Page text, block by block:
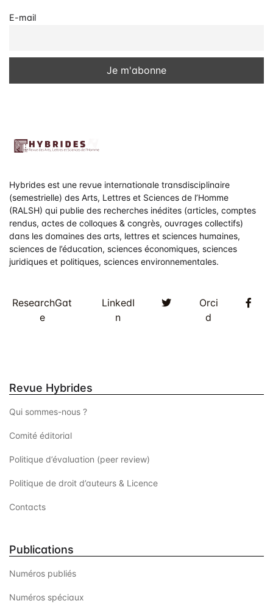
E-mail
Hybrides est une revue internationale transdisciplinaire
(semestrielle) des Arts, Lettres et Sciences de l’Homme
(RALSH) qui publie des recherches inédites (articles, comptes
rendus, actes de colloques & congrès, ouvrages collectifs)
dans les domaines des arts, lettres et sciences humaines,
sciences de l’éducation, sciences économiques, sciences
juridiques et politiques, sciences environnementales.
ResearchGat
e
LinkedI
n
TwitterOrci
d
Revue Hybrides
Qui sommes-nous ?
Comité éditorial
Politique d’évaluation (peer review)
Politique de droit d’auteurs & Licence
Contacts
Publications
Numéros publiés
Numéros spéciaux